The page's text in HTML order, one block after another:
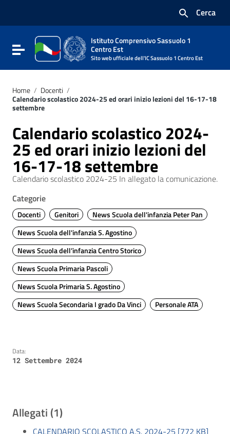
Vai al footer
Cerca
Attiva / disattiva la navigazione
Istituto Comprensivo Sassuolo 1
Centro Est
Sito web ufficiale dell'IC Sassuolo 1 Centro Est
Home / Docenti /
Calendario scolastico 2024-25 ed orari inizio lezioni del 16-17-18
settembre
Calendario scolastico 2024-
25 ed orari inizio lezioni del
16-17-18 settembre
Calendario scolastico 2024-25 In allegato la comunicazione.
Categorie
Docenti Genitori
News Scuola dell'infanzia Peter Pan
News Scuola dell'infanzia S. Agostino
News Scuola dell’infanzia Centro Storico
News Scuola Primaria Pascoli
News Scuola Primaria S. Agostino
News Scuola Secondaria I grado Da Vinci
Personale ATA
Data:
12 Settembre 2024
Allegati (1)
CALENDARIO SCOLASTICO A.S. 2024-25 [772 KB]